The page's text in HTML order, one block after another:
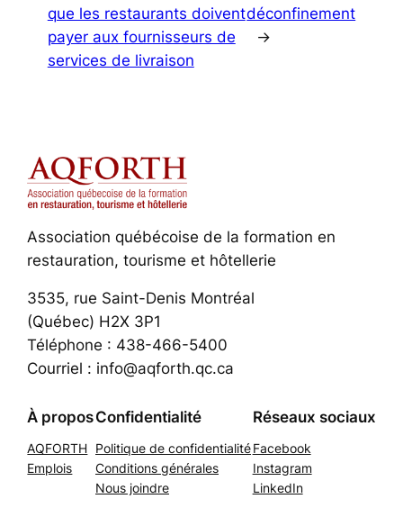
que les restaurants doivent
payer aux fournisseurs de
services de livraison
déconfinement
→
Association québécoise de la formation en
restauration, tourisme et hôtellerie
3535, rue Saint-Denis Montréal
(Québec) H2X 3P1
Téléphone : 438-466-5400
Courriel : info@aqforth.qc.ca
À propos
AQFORTH
Emplois
Confidentialité
Politique de confidentialité
Conditions générales
Nous joindre
Réseaux sociaux
Facebook
Instagram
LinkedIn